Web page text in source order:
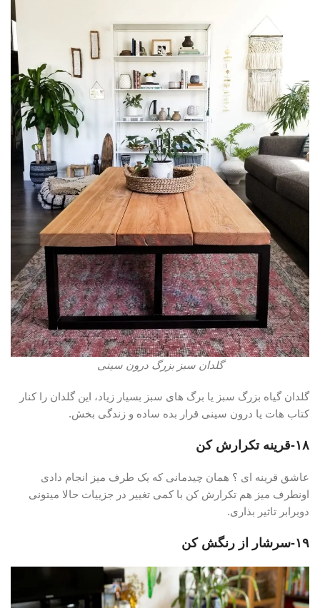
گلدان سبز بزرگ درون سینی
گلدان گیاه بزرگ سبز یا برگ های سبز بسیار زیاد، این گلدان را کنار
کتاب هات یا درون سینی قرار بده ساده و زندگی بخش.
۱۸-قرینه تکرارش کن
عاشق قرینه ای ؟ همان چیدمانی که یک طرف میز انجام دادی
اونطرف میز هم تکرارش کن با کمی تغییر در جزییات حالا میتونی
دوبرابر تاثیر بذاری.
۱۹-سرشار از رنگش کن